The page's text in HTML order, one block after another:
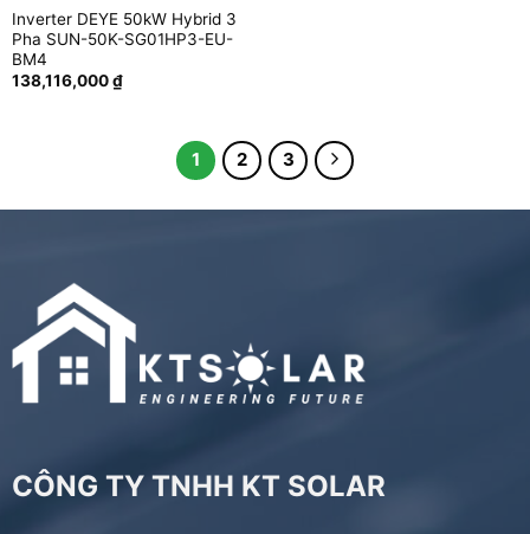
Inverter DEYE 50kW Hybrid 3
Pha SUN-50K-SG01HP3-EU-
BM4
138,116,000₫
1 2 3
CÔNG TY TNHH KT SOLAR